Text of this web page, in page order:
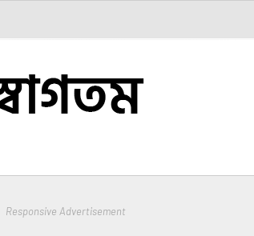
Responsive Advertisement